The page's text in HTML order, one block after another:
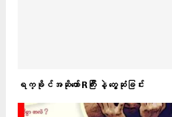
ရက္ခိုင်အဆိုတော် Rကြီး နဲ့ တွေ့ဆုံခြင်း